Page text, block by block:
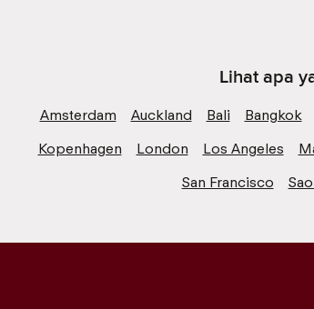
Lihat apa
Amsterdam Auckland Bali Bangkok
Kopenhagen
London Los Angeles
San Francisco